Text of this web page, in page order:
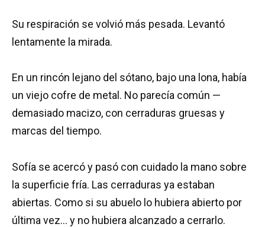
Su respiración se volvió más pesada. Levantó
lentamente la mirada.
En un rincón lejano del sótano, bajo una lona, había
un viejo cofre de metal. No parecía común —
demasiado macizo, con cerraduras gruesas y
marcas del tiempo.
Sofía se acercó y pasó con cuidado la mano sobre
la superficie fría. Las cerraduras ya estaban
abiertas. Como si su abuelo lo hubiera abierto por
última vez… y no hubiera alcanzado a cerrarlo.